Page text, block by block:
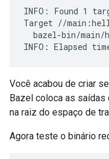
INFO: Found 1
Target //
bazel-bin/main/
Você acabou de criar
Bazel coloca as
na raiz do espaço de
Agora teste o binário